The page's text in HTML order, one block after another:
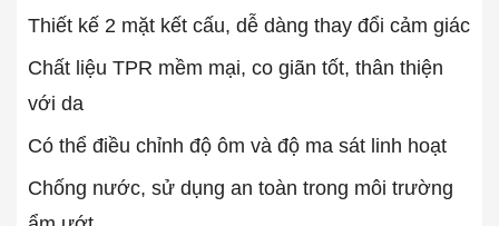
Thiết kế 2 mặt kết cấu, dễ dàng thay đổi cảm giác
Chất liệu TPR mềm mại, co giãn tốt, thân thiện
với da
Có thể điều chỉnh độ ôm và độ ma sát linh hoạt
Chống nước, sử dụng an toàn trong môi trường